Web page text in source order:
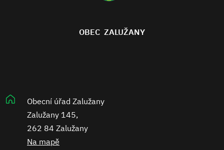
OBEC ZALUŽANY
Obecní úřad Zalužany
Zalužany 145,
262 84 Zalužany
Na mapě